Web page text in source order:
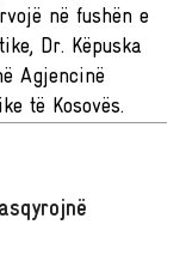
në fushën e
Dr. Këpuska
Agjencinë
të Kosovës.